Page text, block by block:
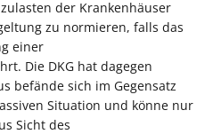
der Krankenhäuser
zu normieren, falls das
einer
Die DKG hat dagegen
befände sich im Gegensatz
Situation und könne nur
Sicht des